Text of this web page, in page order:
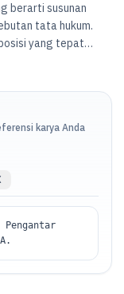
berarti susunan
tata hukum.
yang tepat
adalah
menyelesaikan
karya Anda
Pengantar